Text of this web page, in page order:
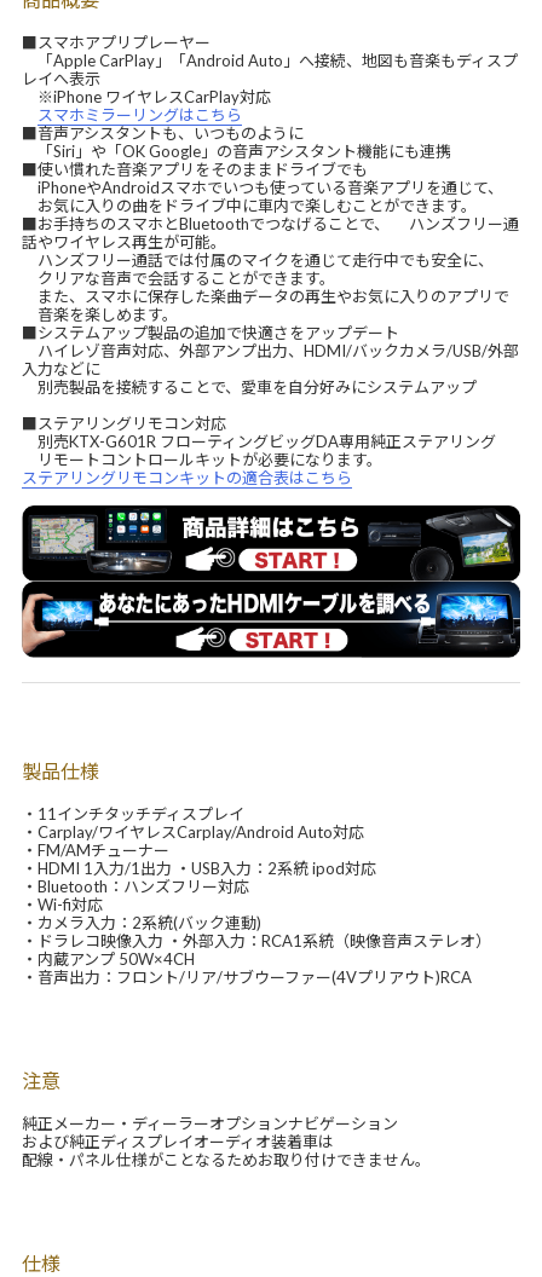
■スマホアプリプレーヤー
「Apple CarPlay」「Android Auto」へ接続、地図も音楽もディスプ
レイへ表示
※iPhone ワイヤレスCarPlay対応
スマホミラーリングはこちら
■音声アシスタントも、いつものように
「Siri」や「OK Google」の音声アシスタント機能にも連携
■使い慣れた音楽アプリをそのままドライブでも
iPhoneやAndroidスマホでいつも使っている音楽アプリを通じて、
お気に入りの曲をドライブ中に車内で楽しむことができます。
■お手持ちのスマホとBluetoothでつなげることで、 ハンズフリー通
話やワイヤレス再生が可能。
ハンズフリー通話では付属のマイクを通じて走行中でも安全に、
クリアな音声で会話することができます。
また、スマホに保存した楽曲データの再生やお気に入りのアプリで
音楽を楽しめます。
■システムアップ製品の追加で快適さをアップデート
ハイレゾ音声対応、外部アンプ出力、HDMI/バックカメラ/USB/外部
入力などに
別売製品を接続することで、愛車を自分好みにシステムアップ
■ステアリングリモコン対応
別売KTX-G601R フローティングビッグDA専用純正ステアリング
リモートコントロールキットが必要になります。
ステアリングリモコンキットの適合表はこちら
製品仕様
・11インチタッチディスプレイ
・Carplay/ワイヤレスCarplay/Android Auto対応
・FM/AMチューナー
・HDMI 1入力/1出力 ・USB入力：2系統 ipod対応
・Bluetooth：ハンズフリー対応
・Wi-fi対応
・カメラ入力：2系統(バック連動)
・ドラレコ映像入力 ・外部入力：RCA1系統（映像音声ステレオ）
・内蔵アンプ 50W×4CH
・音声出力：フロント/リア/サブウーファー(4Vプリアウト)RCA
注意
純正メーカー・ディーラーオプションナビゲーション
および純正ディスプレイオーディオ装着車は
配線・パネル仕様がことなるためお取り付けできません。
仕様